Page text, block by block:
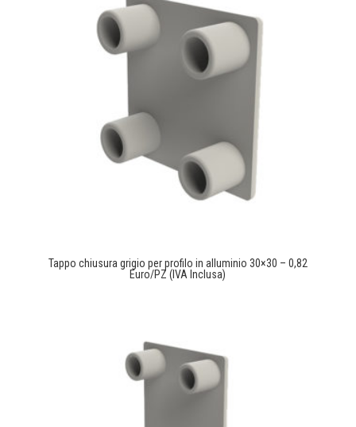
Tappo chiusura grigio per profilo in alluminio 30×30 – 0,82
Euro/PZ (IVA Inclusa)